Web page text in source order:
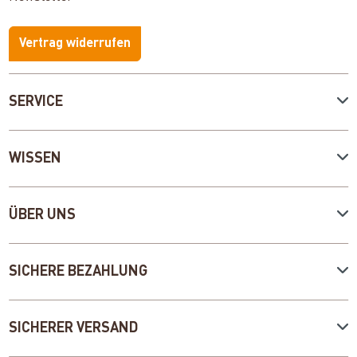
SERVICE
WISSEN
ÜBER UNS
Vertrag widerrufen
SICHERE BEZAHLUNG
SICHERER VERSAND